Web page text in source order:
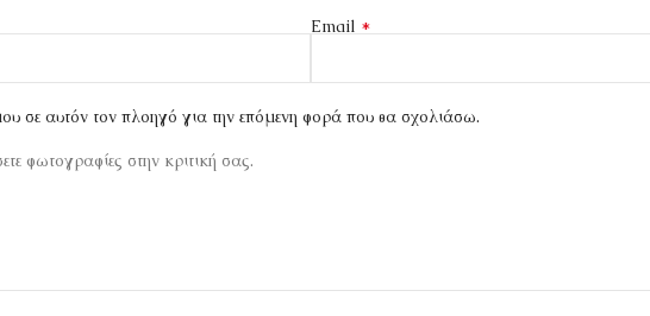
Email *
σε αυτόν τον πλοηγό για την επόμενη φορά που θα σχολιάσω.
φωτογραφίες στην κριτική σας.